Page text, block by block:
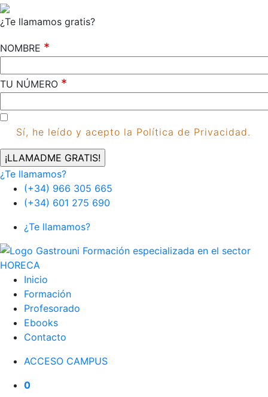
¿Te llamamos gratis?
NOMBRE *
TU NÚMERO *
Sí, he leído y acepto la Política de Privacidad.
¿Te llamamos?
(+34) 966 305 665
(+34) 601 275 690
¿Te llamamos?
Inicio
Formación
Profesorado
Ebooks
Contacto
ACCESO CAMPUS
0